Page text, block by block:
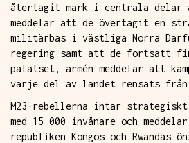
återtagit mark i centrala delar
meddelar att de övertagit en
militärbas i västliga Norra
regering samt att de fortsatt
palatset, armén meddelar att
varje del av landet rensats från
M23-rebellerna intar
med 15 000 invånare och
republiken Kongos och Rwandas